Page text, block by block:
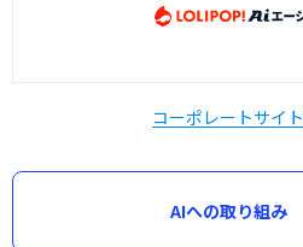
コーポレートサイト
AIへの取り組み